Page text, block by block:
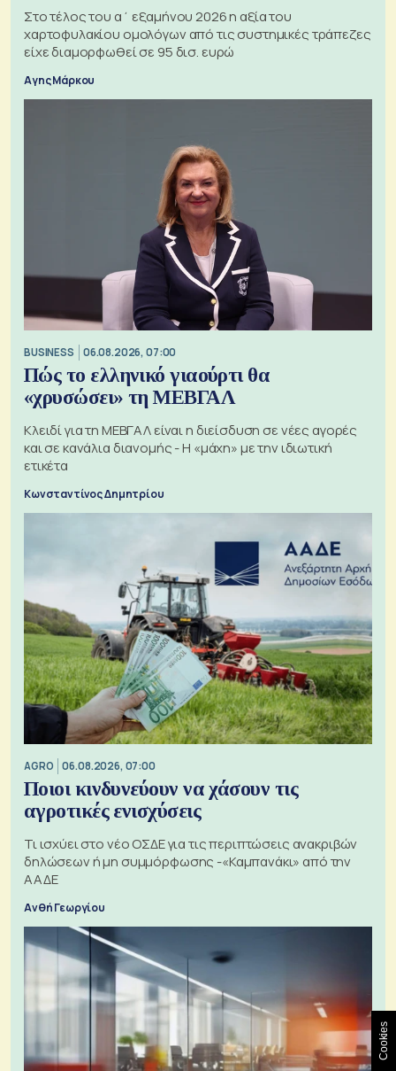
Στο τέλος του α΄ εξαμήνου 2026 η αξία του
χαρτοφυλακίου ομολόγων από τις συστημικές τράπεζες
είχε διαμορφωθεί σε 95 δισ. ευρώ
Αγης Μάρκου
BUSINESS 06.08.2026, 07:00
Πώς το ελληνικό γιαούρτι θα
«χρυσώσει» τη ΜΕΒΓΑΛ
Κλειδί για τη ΜΕΒΓΑΛ είναι η διείσδυση σε νέες αγορές
και σε κανάλια διανομής - Η «μάχη» με την ιδιωτική
ετικέτα
Κωνσταντίνος Δημητρίου
AGRO 06.08.2026, 07:00
Ποιοι κινδυνεύουν να χάσουν τις
αγροτικές ενισχύσεις
Τι ισχύει στο νέο ΟΣΔΕ για τις περιπτώσεις ανακριβών
δηλώσεων ή μη συμμόρφωσης -«Καμπανάκι» από την
ΑΑΔΕ
Ανθή Γεωργίου
Cookies